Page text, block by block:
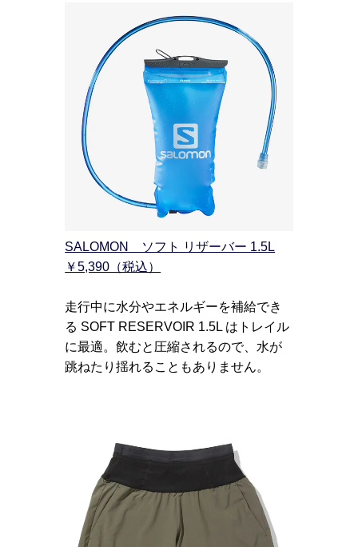
SALOMON ソフト リザーバー 1.5L
￥5,390（税込）
走行中に水分やエネルギーを補給でき
る SOFT RESERVOIR 1.5L はトレイル
に最適。飲むと圧縮されるので、水が
跳ねたり揺れることもありません。